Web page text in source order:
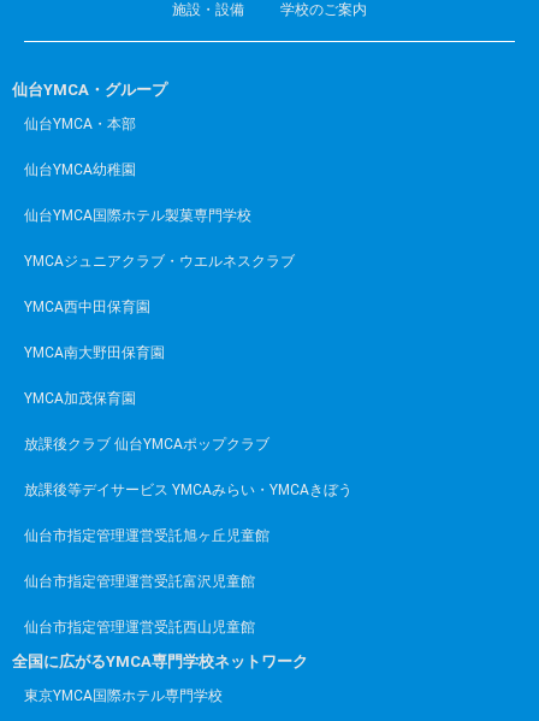
施設・設備 学校のご案内
仙台YMCA・グループ
仙台YMCA・本部
仙台YMCA幼稚園
仙台YMCA国際ホテル製菓専門学校
YMCAジュニアクラブ・ウエルネスクラブ
YMCA西中田保育園
YMCA南大野田保育園
YMCA加茂保育園
放課後クラブ 仙台YMCAポップクラブ
放課後等デイサービス YMCAみらい・YMCAきぼう
仙台市指定管理運営受託旭ヶ丘児童館
仙台市指定管理運営受託富沢児童館
仙台市指定管理運営受託西山児童館
全国に広がるYMCA専門学校ネットワーク
東京YMCA国際ホテル専門学校